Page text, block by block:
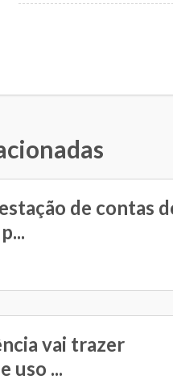
de contas
vai trazer
uso ...